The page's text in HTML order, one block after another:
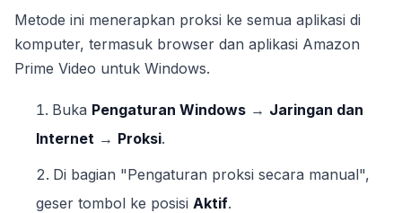
Metode ini menerapkan proksi ke semua aplikasi di
komputer, termasuk browser dan aplikasi Amazon
Prime Video untuk Windows.
Buka Pengaturan Windows → Jaringan dan
Internet → Proksi.
Di bagian "Pengaturan proksi secara manual",
geser tombol ke posisi Aktif.